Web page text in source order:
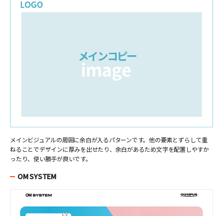
メインビジュアルの周囲に余白が入るパターンです。他の要素とずらして重
ねることでデザインに厚みを出せたり、余白があるため文字を配置しやすか
ったり、使い勝手が良いです。
OM SYSTEM